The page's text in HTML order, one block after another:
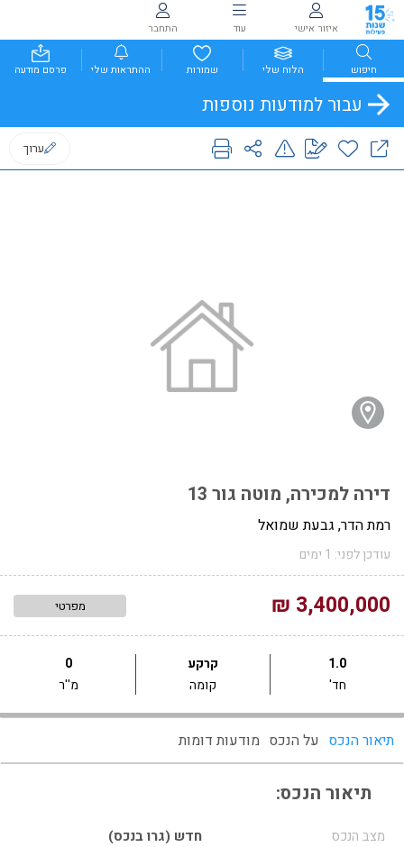
איזור אישי עוד התחבר
חיפוש הלוח שלי שמורות ההתראות שלי פרסם מודעה
עבור למודעות נוספות
ערוך
דירה למכירה, מוטה גור 13
רמת הדר, גבעת שמואל
עודכן לפני: 1 ימים
3,400,000 ₪ מפרטי
1.0
חד'
קרקע
קומה
0
מ''ר
תיאור הנכס על הנכס מודעות דומות
תיאור הנכס:
מצב הנכס
חדש (גרו בנכס)